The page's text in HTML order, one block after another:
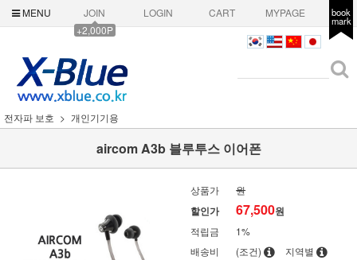
MENU
JOIN
+2,000P
LOGIN CART MYPAGE book
mark
전자파 보호 개인기기용
aircom A3b 블루투스 이어폰
상품가 원
할인가 67,500원
적립금
1%
배송비
(조건) 지역별